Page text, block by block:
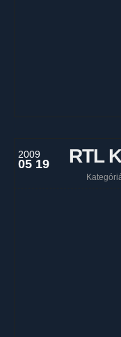
2009
05 19 RTL